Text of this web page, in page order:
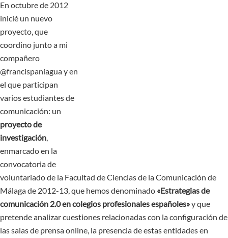
En octubre de 2012
inicié un nuevo
proyecto, que
coordino junto a mi
compañero
@francispaniagua y en
el que participan
varios estudiantes de
comunicación: un
proyecto de
investigación,
enmarcado en la
convocatoria de
voluntariado de la Facultad de Ciencias de la Comunicación de
Málaga de 2012-13, que hemos denominado «Estrategias de
comunicación 2.0 en colegios profesionales españoles»y que
pretende analizar cuestiones relacionadas con la configuración de
las salas de prensa online, la presencia de estas entidades en